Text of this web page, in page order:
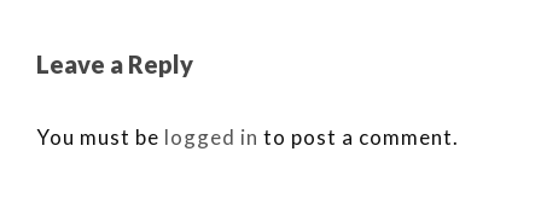
Leave a Reply
You must be logged in to post a comment.